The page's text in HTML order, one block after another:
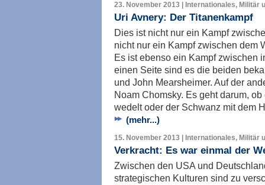
23. November 2013 | Internationales, Militär
Uri Avnery: Der Titanenkampf
Dies ist nicht nur ein Kampf
nicht nur ein Kampf zwischen dem
Es ist ebenso ein Kampf zwischen
einen Seite sind es die beiden
und John Mearsheimer. Auf der
Noam Chomsky. Es geht darum,
wedelt oder der Schwanz mit dem
(mehr...)
15. November 2013 | Internationales, Militär
Verkracht: Es war einmal der
Zwischen den USA und
strategischen Kulturen sind zu